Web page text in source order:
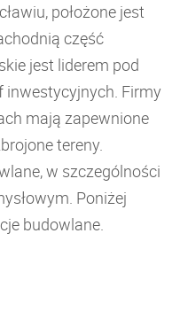
położone jest
część
jest liderem pod
inwestycyjnych. Firmy
mają zapewnione
tereny.
w szczególności
Poniżej
budowlane.